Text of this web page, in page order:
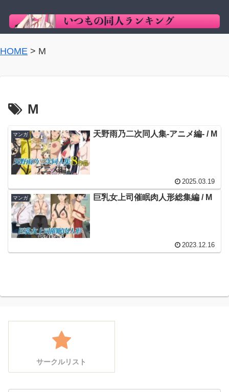
HOME > M
M
マンガ 天野雨乃二次同人集-アニメ編- / M
2025.03.19
マンガ 巨乳女上司催眠肉人形総集編 / M
2023.12.16
サークルリスト